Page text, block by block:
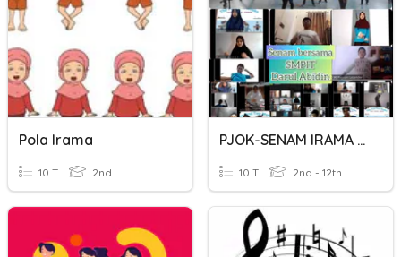
Pola Irama
10 T 2nd
PJOK-SENAM IRAMA KELAS 8
10 T 2nd - 12th